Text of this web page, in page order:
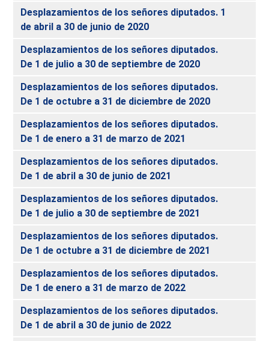
Desplazamientos de los señores diputados. 1
de abril a 30 de junio de 2020
Desplazamientos de los señores diputados.
De 1 de julio a 30 de septiembre de 2020
Desplazamientos de los señores diputados.
De 1 de octubre a 31 de diciembre de 2020
Desplazamientos de los señores diputados.
De 1 de enero a 31 de marzo de 2021
Desplazamientos de los señores diputados.
De 1 de abril a 30 de junio de 2021
Desplazamientos de los señores diputados.
De 1 de julio a 30 de septiembre de 2021
Desplazamientos de los señores diputados.
De 1 de octubre a 31 de diciembre de 2021
Desplazamientos de los señores diputados.
De 1 de enero a 31 de marzo de 2022
Desplazamientos de los señores diputados.
De 1 de abril a 30 de junio de 2022